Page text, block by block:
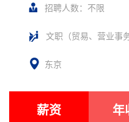
招聘人数：不限
文职（贸易、营业事
东京
薪资 年